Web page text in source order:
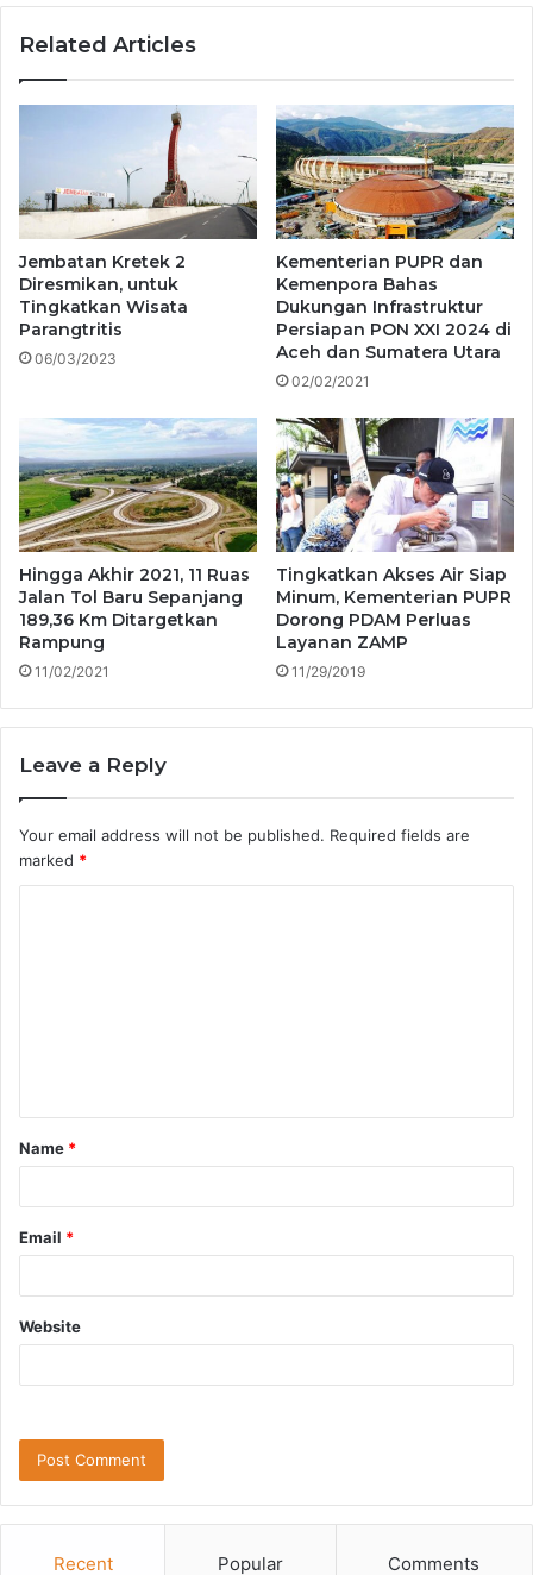
Related Articles
Jembatan Kretek 2
Diresmikan, untuk
Tingkatkan Wisata
Parangtritis
06/03/2023
Kementerian PUPR dan
Kemenpora Bahas
Dukungan Infrastruktur
Persiapan PON XXI 2024 di
Aceh dan Sumatera Utara
02/02/2021
Hingga Akhir 2021, 11 Ruas
Jalan Tol Baru Sepanjang
189,36 Km Ditargetkan
Rampung
11/02/2021
Tingkatkan Akses Air Siap
Minum, Kementerian PUPR
Dorong PDAM Perluas
Layanan ZAMP
11/29/2019
Leave a Reply
Your email address will not be published. Required fields are
marked *
t
*
Name *
Email *
Website
Recent Popular Comments